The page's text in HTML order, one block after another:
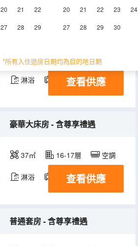
20 21 22
27 28 29
20 21 22 23 24
27 28 29 30
*所有入住退房日期均為目的地日期
高級雙床客房 - 含尊享禮遇
37㎡ 16-17層
淋浴 電視機 冰箱
查看供應
豪華大床房 - 含尊享禮遇
37㎡ 16-17層 空調
淋浴 電視機 冰箱
查看供應
普通套房 - 含尊享禮遇